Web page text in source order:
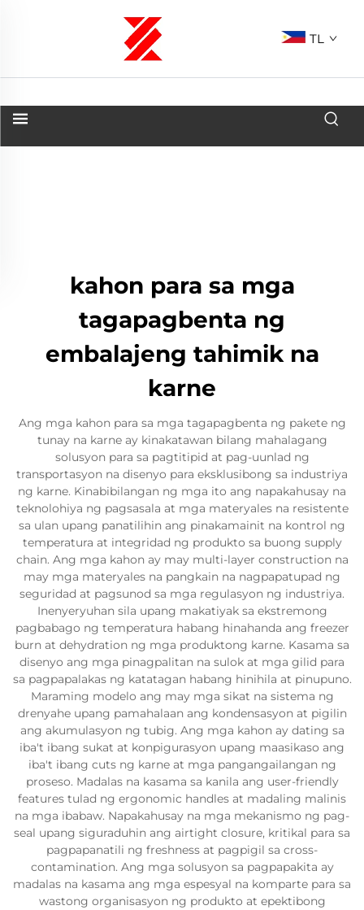
TL
kahon para sa mga
tagapagbenta ng
embalajeng tahimik na
karne
Ang mga kahon para sa mga tagapagbenta ng pakete ng
tunay na karne ay kinakatawan bilang mahalagang
solusyon para sa pagtitipid at pag-uunlad ng
transportasyon na disenyo para eksklusibong sa industriya
ng karne. Kinabibilangan ng mga ito ang napakahusay na
teknolohiya ng pagsasala at mga materyales na resistente
sa ulan upang panatilihin ang pinakamainit na kontrol ng
temperatura at integridad ng produkto sa buong supply
chain. Ang mga kahon ay may multi-layer construction na
may mga materyales na pangkain na nagpapatupad ng
seguridad at pagsunod sa mga regulasyon ng industriya.
Inenyeryuhan sila upang makatiyak sa ekstremong
pagbabago ng temperatura habang hinahanda ang freezer
burn at dehydration ng mga produktong karne. Kasama sa
disenyo ang mga pinagpalitan na sulok at mga gilid para
sa pagpapalakas ng katatagan habang hinihila at pinupuno.
Maraming modelo ang may mga sikat na sistema ng
drenyahe upang pamahalaan ang kondensasyon at pigilin
ang akumulasyon ng tubig. Ang mga kahon ay dating sa
iba't ibang sukat at konpigurasyon upang maasikaso ang
iba't ibang cuts ng karne at mga pangangailangan ng
proseso. Madalas na kasama sa kanila ang user-friendly
features tulad ng ergonomic handles at madaling malinis
na mga ibabaw. Napakahusay na mga mekanismo ng pag-
seal upang siguraduhin ang airtight closure, kritikal para sa
pagpapanatili ng freshness at pagpigil sa cross-
contamination. Ang mga solusyon sa pagpapakita ay
madalas na kasama ang mga espesyal na komparte para sa
wastong organisasyon ng produkto at epektibong